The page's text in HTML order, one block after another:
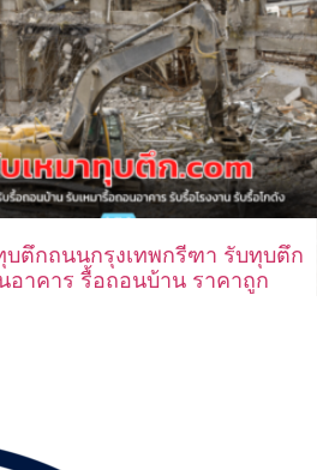
บตึกถนนกรุงเทพกรีฑา รับทุบตึก
อาคาร รื้อถอนบ้าน ราคาถูก